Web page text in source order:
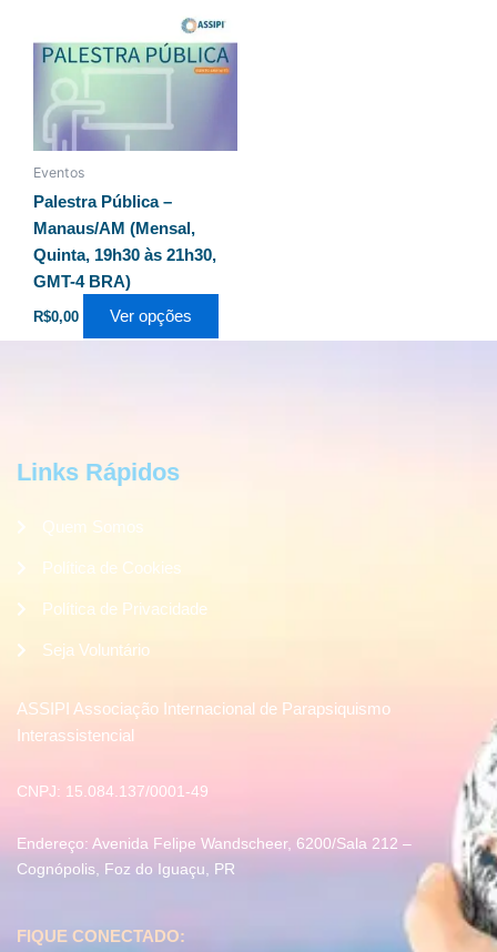
Eventos
Palestra Pública –
Manaus/AM (Mensal,
Quinta, 19h30 às 21h30,
GMT-4 BRA)
R$0,00 Ver opções
Este
produto
tem
As
do
Links Rápidos
Quem Somos
Política de Cookies
Política de Privacidade
Seja Voluntário
ASSIPI Associação Internacional de Parapsiquismo
Interassistencial
CNPJ: 15.084.137/0001-49
Endereço: Avenida Felipe Wandscheer, 6200/Sala 212 –
Cognópolis, Foz do Iguaçu, PR
FIQUE CONECTADO: